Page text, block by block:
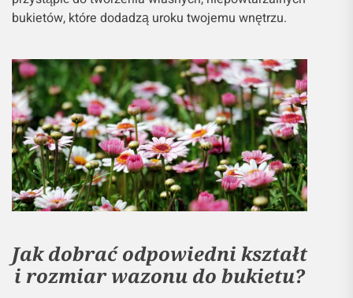
bukietów, które dodadzą uroku twojemu wnętrzu.
Jak dobrać odpowiedni kształt
i rozmiar wazonu do bukietu?